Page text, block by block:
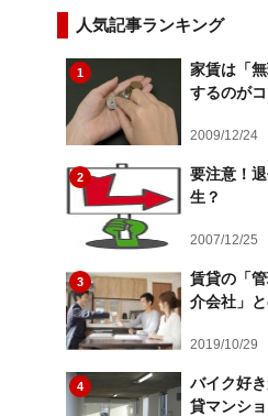
人気記事ランキング
1
家賃は「
するのが
2009/12/24
2
要注意！
生？
2007/12/25
3
賃貸の「
介会社」
2019/10/29
4
バイク好
貸マンシ